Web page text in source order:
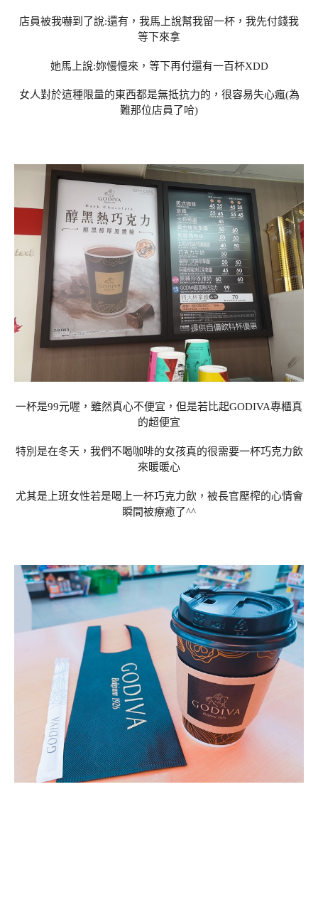
店員被我嚇到了說:還有，我馬上說幫我留一杯，我先付錢我
等下來拿
她馬上說:妳慢慢來，等下再付還有一百杯XDD
女人對於這種限量的東西都是無抵抗力的，很容易失心瘋(為
難那位店員了哈)
一杯是99元喔，雖然真心不便宜，但是若比起GODIVA專櫃真
的超便宜
特別是在冬天，我們不喝咖啡的女孩真的很需要一杯巧克力飲
來暖暖心
尤其是上班女性若是喝上一杯巧克力飲，被長官壓榨的心情會
瞬間被療癒了^^